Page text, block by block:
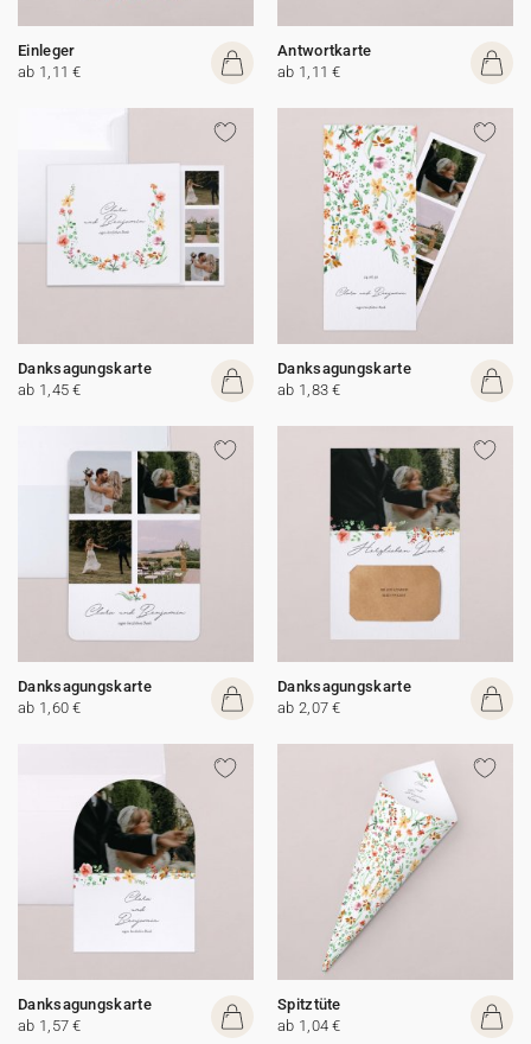
Einleger
ab 1,11 €
Antwortkarte
ab 1,11 €
Danksagungskarte
ab 1,45 €
Danksagungskarte
ab 1,83 €
Danksagungskarte
ab 1,60 €
Danksagungskarte
ab 2,07 €
Danksagungskarte
ab 1,57 €
Spitztüte
ab 1,04 €